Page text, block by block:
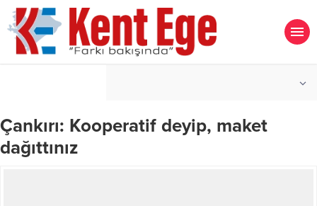
Çankırı: Kooperatif deyip, maket
dağıttınız